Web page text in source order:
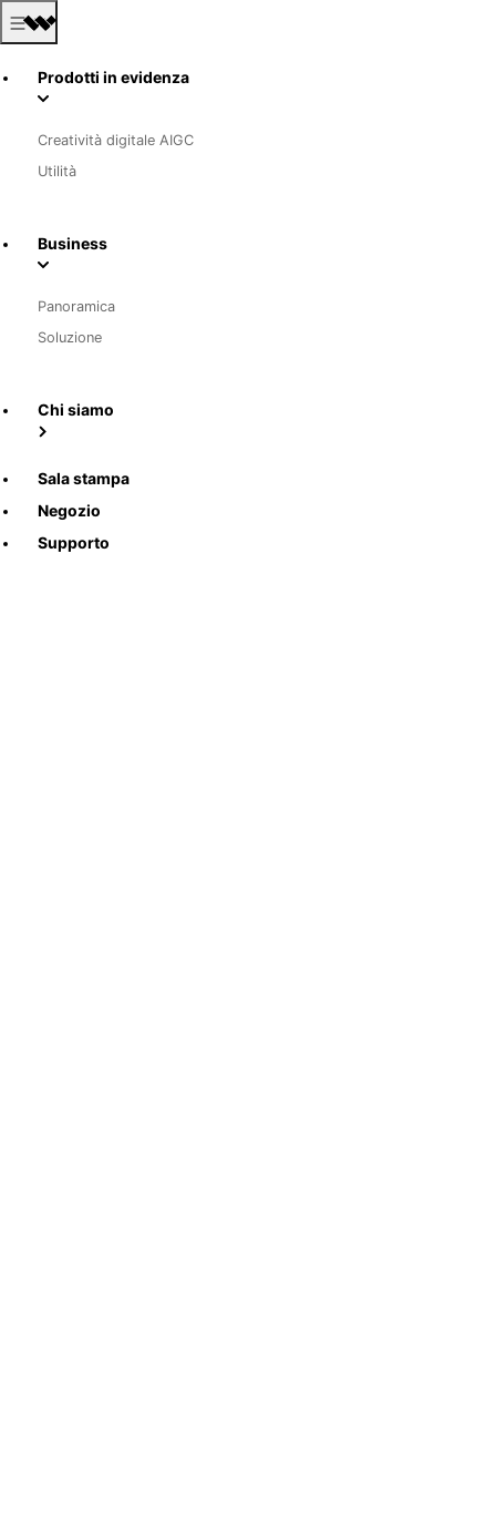
Prodotti in evidenza
Creatività digitale AIGC
Utilità
Business
Panoramica
Soluzione
Chi siamo
Sala stampa
Negozio
Supporto